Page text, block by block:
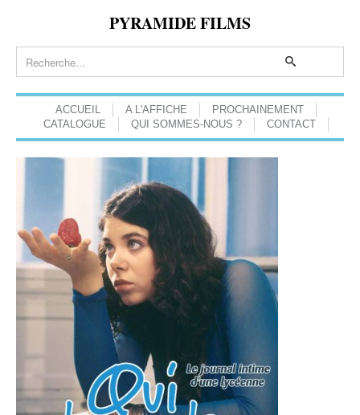
PYRAMIDE FILMS
ACCUEIL A L'AFFICHE
PROCHAINEMENT
CATALOGUE
QUI SOMMES-NOUS ? CONTACT